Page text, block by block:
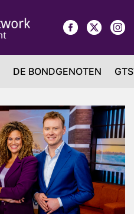
DE BONDGENOTEN